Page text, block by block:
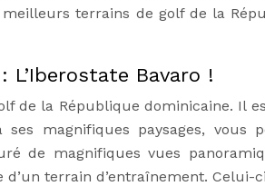
terrains de golf de la
Bavaro !
de la République dominicaine. Il
magnifiques paysages, vous
de magnifiques vues
terrain d’entraînement. Celui-